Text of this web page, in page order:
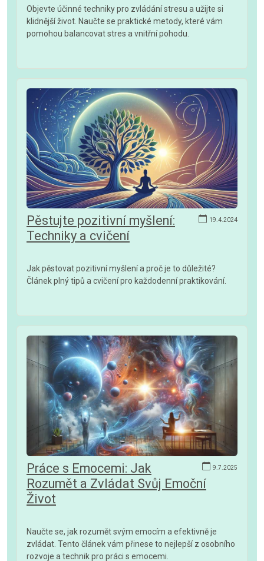
Objevte účinné techniky pro zvládání stresu a užijte si
klidnější život. Naučte se praktické metody, které vám
pomohou balancovat stres a vnitřní pohodu.
19.4.2024
Pěstujte pozitivní myšlení:
Techniky a cvičení
Jak pěstovat pozitivní myšlení a proč je to důležité?
Článek plný tipů a cvičení pro každodenní praktikování.
9.7.2025
Práce s Emocemi: Jak
Rozumět a Zvládat Svůj Emoční
Život
Naučte se, jak rozumět svým emocím a efektivně je
zvládat. Tento článek vám přinese to nejlepší z osobního
rozvoje a technik pro práci s emocemi.